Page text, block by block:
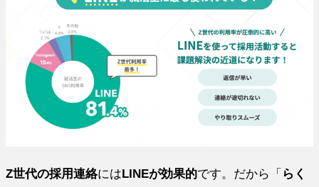
Z世代の採用連絡にはLINEが効果的です。だから「 らく